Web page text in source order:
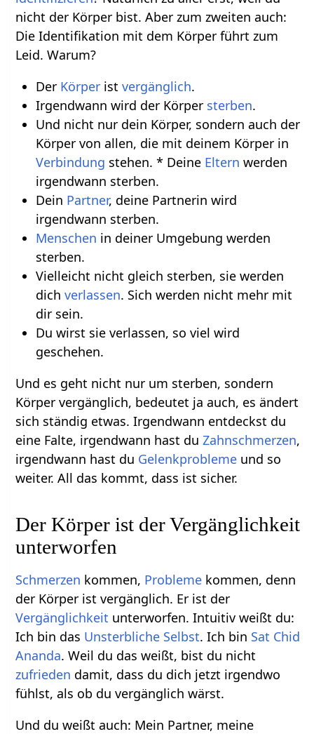
nicht der Körper bist. Aber zum zweiten auch:
Die Identifikation mit dem Körper führt zum
Leid. Warum?
Der Körperist vergänglich.
Irgendwann wird der Körper sterben.
Und nicht nur dein Körper, sondern auch der
Körper von allen, die mit deinem Körper in
Verbindung stehen. * Deine Eltern werden
irgendwann sterben.
Dein Partner, deine Partnerin wird
irgendwann sterben.
Menschen in deiner Umgebung werden
sterben.
Vielleicht nicht gleich sterben, sie werden
dich verlassen. Sich werden nicht mehr mit
dir sein.
Du wirst sie verlassen, so viel wird
geschehen.
Und es geht nicht nur um sterben, sondern
Körper vergänglich, bedeutet ja auch, es ändert
sich ständig etwas. Irgendwann entdeckst du
eine Falte, irgendwann hast duZahnschmerzen,
irgendwann hast du Gelenkprobleme und so
weiter. All das kommt, dass ist sicher.
Der Körper ist der Vergänglichkeit
unterworfen
Schmerzen kommen, Probleme kommen, denn
der Körper ist vergänglich. Er ist der
Vergänglichkeit unterworfen. Intuitiv weißt du:
Ich bin das Unsterbliche Selbst. Ich bin Sat Chid
Ananda. Weil du das weißt, bist du nicht
zufrieden damit, dass du dich jetzt irgendwo
fühlst, als ob du vergänglich wärst.
Und du weißt auch: Mein Partner, meine